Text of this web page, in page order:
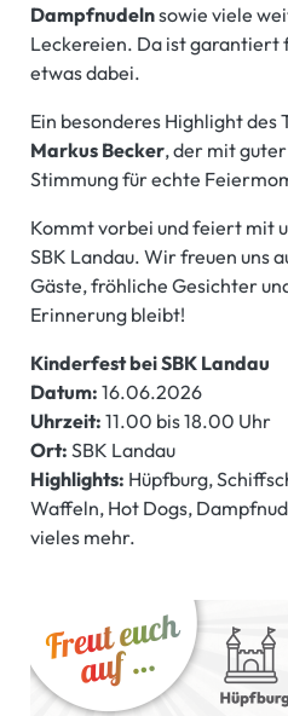
Dampfnudelnsowie viele
Leckereien. Da ist garantiert
etwas dabei.
Ein besonderes Highlight des
Markus Becker, der mit
Stimmung für echte
Kommt vorbei und feiert mit
SBK Landau. Wir freuen uns
Gäste, fröhliche Gesichter
Erinnerung bleibt!
Kinderfest bei SBK Landau
Datum: 16.06.2026
Uhrzeit: 11.00 bis 18.00 Uhr
Ort: SBK Landau
Highlights: Hüpfburg,
Waffeln, Hot Dogs,
vieles mehr.